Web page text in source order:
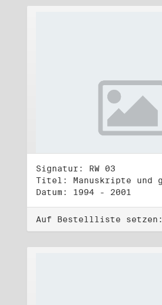
Signatur: RW 03
Datum: 1994 - 2001
Auf Bestellliste setzen: